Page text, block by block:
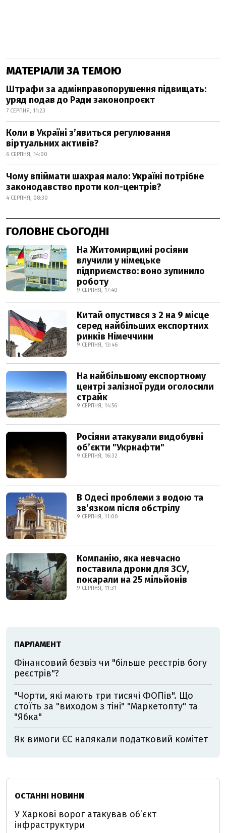
МАТЕРІАЛИ ЗА ТЕМОЮ
Штрафи за адмінправопорушення підвищать:
уряд подав до Ради законопроєкт
7 СЕРПНЯ, 11:23
Коли в Україні з’явиться регулювання
віртуальних активів?
6 СЕРПНЯ, 14:00
Чому впіймати шахрая мало: Україні потрібне
законодавство проти кол-центрів?
4 СЕРПНЯ, 08:30
ГОЛОВНЕ СЬОГОДНІ
На Житомирщині росіяни
влучили у німецьке
підприємство: воно зупинило
роботу
9 СЕРПНЯ, 17:40
Китай опустився з 2 на 9 місце
серед найбільших експортних
ринків Німеччини
9 СЕРПНЯ, 13:46
На найбільшому експортному
центрі залізної руди оголосили
страйк
9 СЕРПНЯ, 14:56
Росіяни атакували видобувні
обʼєкти "Укрнафти"
9 СЕРПНЯ, 16:32
В Одесі проблеми з водою та
звʼязком після обстрілу
9 СЕРПНЯ, 11:00
Компанію, яка невчасно
поставила дрони для ЗСУ,
покарали на 25 мільйонів
9 СЕРПНЯ, 11:31
ПАРЛАМЕНТ
Фінансовий безвіз чи "більше реєстрів богу
реєстрів"?
"Чорти, які мають три тисячі ФОПів". Що
стоїть за "виходом з тіні" "Маркетопту" та
"Ябка"
Як вимоги ЄС налякали податковий комітет
ОСТАННІ НОВИНИ
У Харкові ворог атакував обʼєкт
інфраструктури